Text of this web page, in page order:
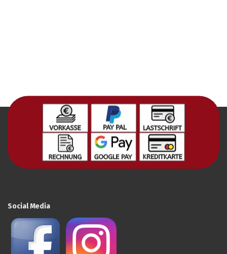
Social Media